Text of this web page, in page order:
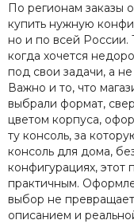
По регионам заказы
купить нужную
но и по всей
когда хочется
под свои задачи, а
Важно и то, что
выбрали формат,
цветом корпуса,
ту консоль, за
консоль для дома,
конфигурациях, этот
практичным.
выбор не
описанием и